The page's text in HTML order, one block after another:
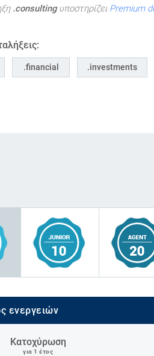
.consultingυποστηρίζει Premium
financial investments
ενεργειών
Κατοχύρωση
για 1 έτος